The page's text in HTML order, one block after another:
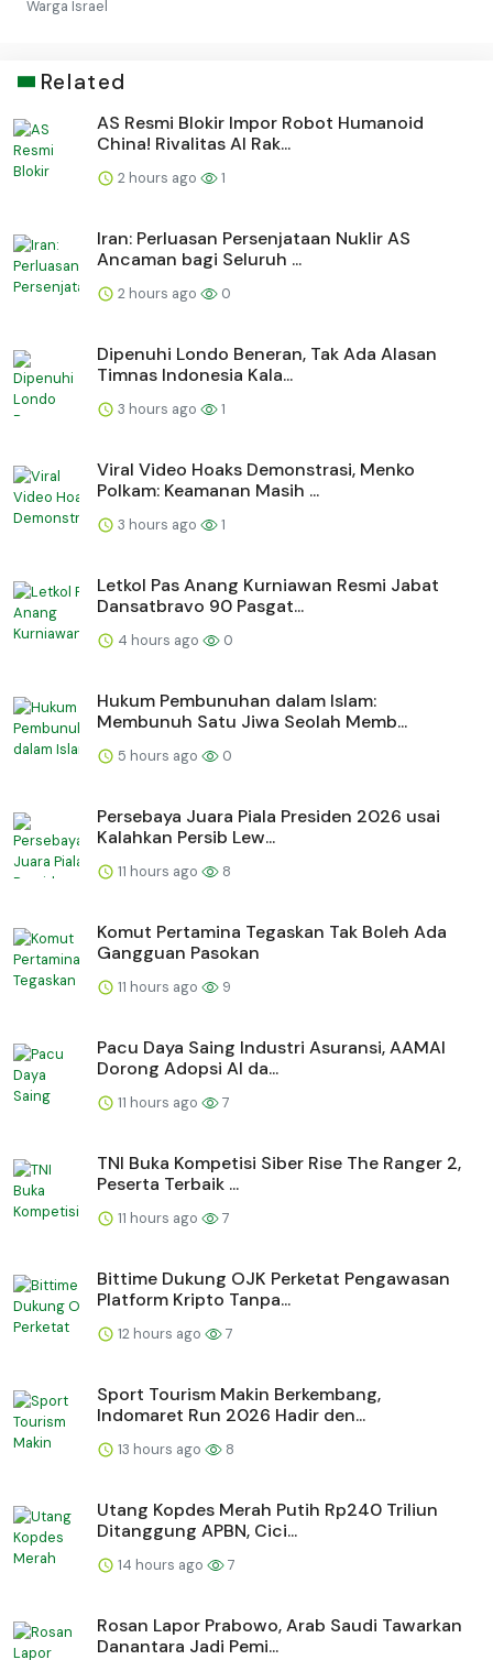
Warga Israel
Related
AS Resmi Blokir Impor Robot Humanoid
China! Rivalitas AI Rak...
2 hours ago 1
Iran: Perluasan Persenjataan Nuklir AS
Ancaman bagi Seluruh ...
2 hours ago 0
Dipenuhi Londo Beneran, Tak Ada Alasan
Timnas Indonesia Kala...
3 hours ago 1
Viral Video Hoaks Demonstrasi, Menko
Polkam: Keamanan Masih ...
3 hours ago 1
Letkol Pas Anang Kurniawan Resmi Jabat
Dansatbravo 90 Pasgat...
4 hours ago 0
Hukum Pembunuhan dalam Islam:
Membunuh Satu Jiwa Seolah Memb...
5 hours ago 0
Persebaya Juara Piala Presiden 2026 usai
Kalahkan Persib Lew...
11 hours ago 8
Komut Pertamina Tegaskan Tak Boleh Ada
Gangguan Pasokan
11 hours ago 9
Pacu Daya Saing Industri Asuransi, AAMAI
Dorong Adopsi AI da...
11 hours ago 7
TNI Buka Kompetisi Siber Rise The Ranger 2,
Peserta Terbaik ...
11 hours ago 7
Bittime Dukung OJK Perketat Pengawasan
Platform Kripto Tanpa...
12 hours ago 7
Sport Tourism Makin Berkembang,
Indomaret Run 2026 Hadir den...
13 hours ago 8
Utang Kopdes Merah Putih Rp240 Triliun
Ditanggung APBN, Cici...
14 hours ago 7
Rosan Lapor Prabowo, Arab Saudi Tawarkan
Danantara Jadi Pemi...